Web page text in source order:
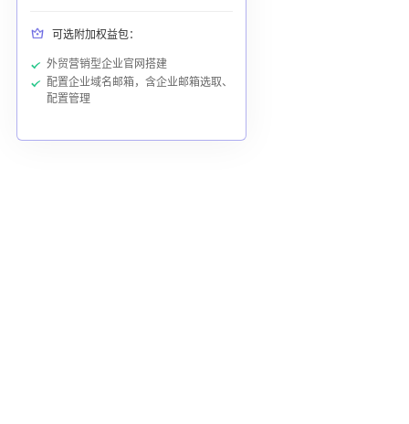
可选附加权益包：
外贸营销型企业官网搭建
配置企业域名邮箱，含企业邮箱选取、
配置管理